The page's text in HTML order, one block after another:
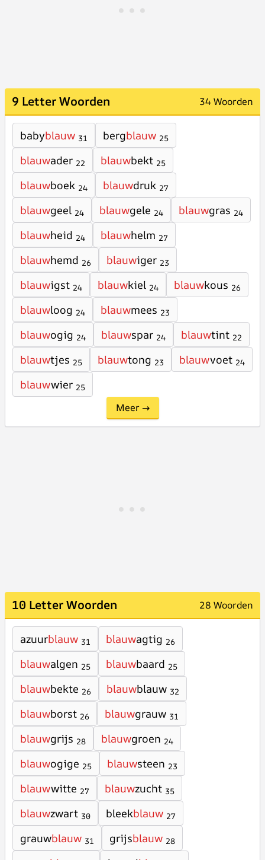
9 Letter Woorden 34 Woorden
babyblauw 31 bergblauw 25
blauwader 22 blauwbekt 25
blauwboek 24 blauwdruk 27
blauwgeel 24 blauwgele 24 blauwgras 24
blauwheid 24 blauwhelm 27
blauwhemd 26 blauwiger 23
blauwigst 24 blauwkiel 24 blauwkous 26
blauwloog 24 blauwmees 23
blauwogig 24 blauwspar 24 blauwtint 22
blauwtjes 25 blauwtong 23 blauwvoet 24
blauwwier 25
Meer →
10 Letter Woorden 28 Woorden
azuurblauw 31 blauwagtig 26
blauwalgen 25 blauwbaard 25
blauwbekte 26 blauwblauw 32
blauwborst 26 blauwgrauw 31
blauwgrijs 28 blauwgroen 24
blauwogige 25 blauwsteen 23
blauwwitte 27 blauwzucht 35
blauwzwart 30 bleekblauw 27
grauwblauw 31 grijsblauw 28